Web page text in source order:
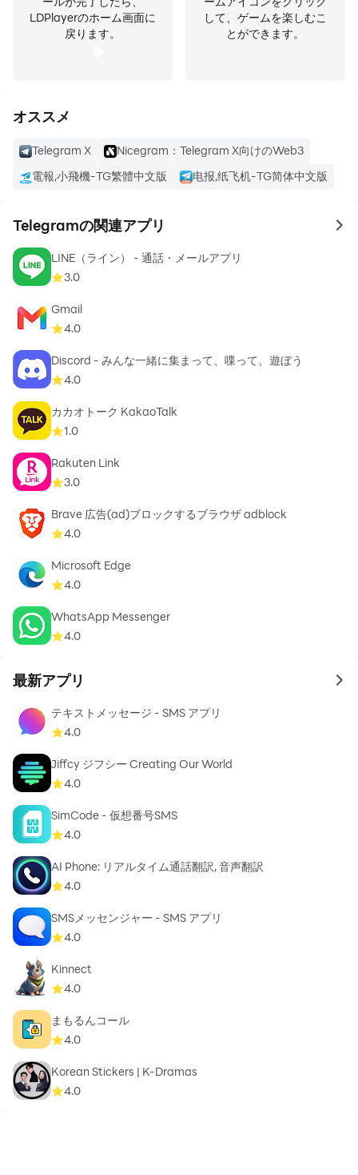
perfect tool for hosting online communities and
coordinating teamwork.
messaging system ever made. It works even on the
weakest mobile connections.
FUN: Telegram has powerful photo and video editing
themes to change the appearance of your app, and an
open sticker/GIF platform to cater to all your
expressive needs.
SIMPLE: While providing an unprecedented array of
features, we take great care to keep the interface
clean. Telegram is so simple you already know how to
use it.
PRIVATE: We take your privacy seriously and will never
give any third parties access to your data. You can
delete any message you ever sent or received for both
sides, at any time and without a trace. Telegram will
For those interested in maximum privacy, Telegram
offers Secret Chats. Secret Chat messages can be
programmed to self-destruct automatically from both
participating devices. This way you can send all types
of disappearing content — messages, photos, videos,
and even files. Secret Chats use End-to-End Encryption
intended recipient.
We keep expanding the boundaries of what you can do
messengers to catch up with Telegram — join the
revolution today.
LDPlayerのホーム画面に
戻ります。
して、ゲームを楽しむこ
とができます。
オススメ
Telegram X
Nicegram：Telegram X向けのWeb3
電報,小飛機-TG繁體中文版
电报,纸飞机-TG简体中文版
Telegramの関連アプリ to
LINE（ライン） - 通話・メールアプリ
3.0
Gmail
4.0
Discord - みんな一緒に集まって、喋って、遊ぼう
4.0
カカオトーク KakaoTalk
1.0
Rakuten Link
3.0
Brave 広告(ad)ブロックするブラウザ adblock
4.0
Microsoft Edge
4.0
WhatsApp Messenger
4.0
最新アプリ to
テキストメッセージ - SMS アプリ
4.0
Jiffcy ジフシー Creating Our World
4.0
SimCode - 仮想番号SMS
4.0
AI Phone: リアルタイム通話翻訳, 音声翻訳
4.0
SMSメッセンジャー - SMS アプリ
4.0
Kinnect
4.0
まもるんコール
4.0
Korean Stickers | K-Dramas
4.0